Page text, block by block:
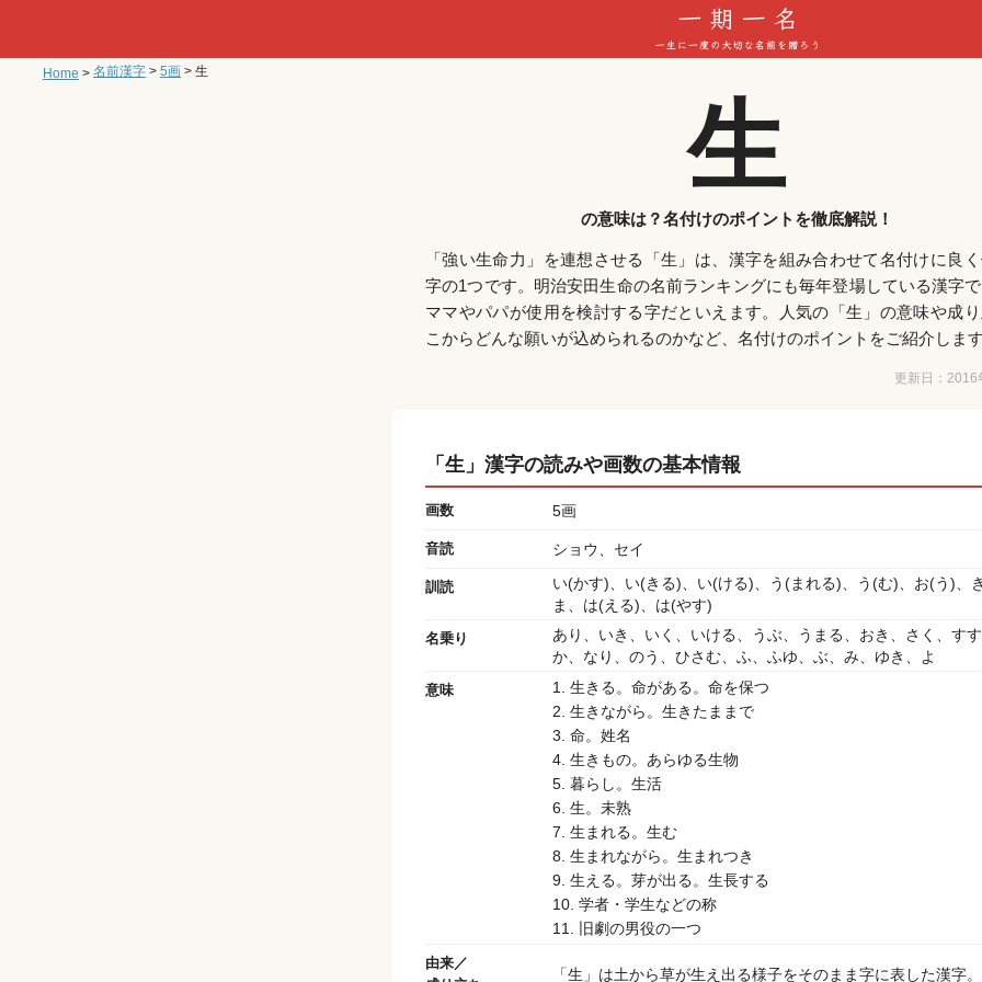
Home > 名前漢字 > 5画 > 生
生
の意味は？名付けのポイントを徹底解説！
「強い生命力」を連想させる「生」は、漢字を組み合わせて名付けに良
字の1つです。明治安田生命の名前ランキングにも毎年登場している漢字
ママやパパが使用を検討する字だといえます。人気の「生」の意味や成
こからどんな願いが込められるのかなど、名付けのポイントをご紹介します
更新日： 2016
「生」漢字の読みや画数の基本情報
画数 5画
音読 ショウ、セイ
訓読
い(かす)、い(きる)、い(ける)、う(まれる)、う(む)、お(う)、
ま、は(える)、は(やす)
名乗り
あり、いき、いく、いける、うぶ、うまる、おき、さく、す
か、なり、のう、ひさむ、ふ、ふゆ、ぶ、み、ゆき、よ
意味
1. 生きる。命がある。命を保つ
2. 生きながら。生きたままで
3. 命。姓名
4. 生きもの。あらゆる生物
5. 暮らし。生活
6. 生。未熟
7. 生まれる。生む
8. 生まれながら。生まれつき
9. 生える。芽が出る。生長する
10. 学者・学生などの称
11. 旧劇の男役の一つ
由来／
「生」は土から草が生え出る様子をそのまま字に表した漢字。